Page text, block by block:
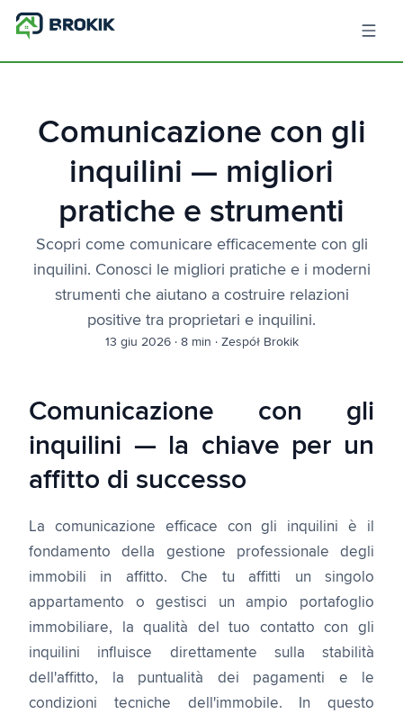
Comunicazione con gli
inquilini — migliori
pratiche e strumenti
Scopri come comunicare efficacemente con gli
inquilini. Conosci le migliori pratiche e i moderni
strumenti che aiutano a costruire relazioni
positive tra proprietari e inquilini.
13 giu 2026· 8 min · Zespół Brokik
Comunicazione con gli
inquilini — la chiave per un
affitto di successo
La comunicazione efficace con gli inquilini è il
fondamento della gestione professionale degli
immobili in affitto. Che tu affitti un singolo
appartamento o gestisci un ampio portafoglio
immobiliare, la qualità del tuo contatto con gli
inquilini influisce direttamente sulla stabilità
dell'affitto, la puntualità dei pagamenti e le
condizioni tecniche dell'immobile. In questo